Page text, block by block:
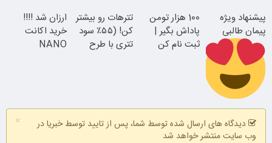
بهره
همین الان ببین
پیشنهاد ویژه
پیمان طالبی
سفارش سورملینا
با تخفیف ویژه
100 هزار تومن
پاداش بگیر |
ثبت نام کن
تترهات رو بیشتر
کن! (۵۵٪ سود
تتری با طرح
ارزان شد !!!!
خرید اکانت
NANO
×
دیدگاه های ارسال شده توسط شما، پس از تایید توسط خبریا در
وب سایت منتشر خواهد شد